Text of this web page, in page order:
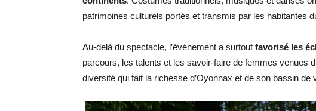
patrimoines culturels portés et transmis par les habitantes
Au-delà du spectacle, l’événement a surtout favorisé les
parcours, les talents et les savoir-faire de femmes venues
diversité qui fait la richesse d’Oyonnax et de son bassin de